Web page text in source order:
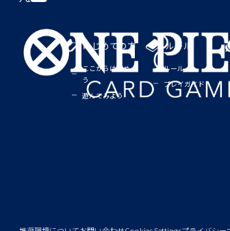
はじめての方
ここからはじめよ
う
遊んでみよう
ルール
ルール
プレイガイド